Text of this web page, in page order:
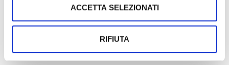
ACCETTA SELEZIONATI
RIFIUTA